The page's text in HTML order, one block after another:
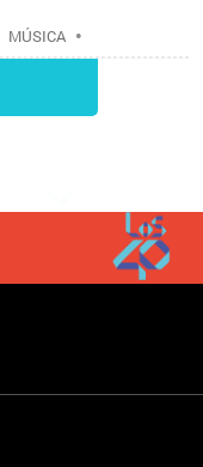
MÚSICA •